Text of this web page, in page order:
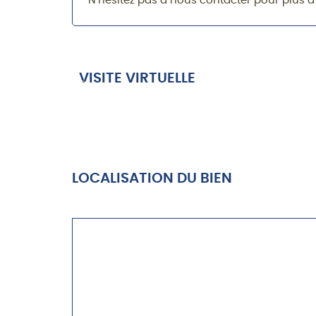
VISITE VIRTUELLE
LOCALISATION DU BIEN